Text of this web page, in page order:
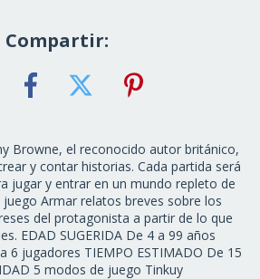
Compartir:
Browne, el reconocido autor británico,
y contar historias. Cada partida será
jugar y entrar en un mundo repleto de
Armar relatos breves sobre los
del protagonista a partir de lo que
EDAD SUGERIDA De 4 a 99 años
6 jugadores TIEMPO ESTIMADO De 15
5 modos de juego Tinkuy